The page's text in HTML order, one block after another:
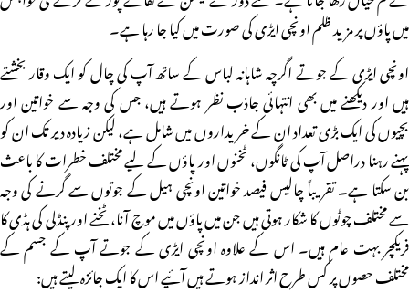
میں پاؤں پر مزید ظلم اونچی ایڑی کی صورت میں کیا جا رہا ہے۔
اونچی ایڑی کے جوتے اگرچہ شاہانہ لباس کے ساتھ آپ کی چال کو ایک وقار بخشتے
ہیں اور دیکھنے میں بھی انتہائی جاذب نظر ہوتے ہیں، جس کی وجہ سے خواتین اور
بچیوں کی ایک بڑی تعداد ان کے خریداروں میں شامل ہے، لیکن زیادہ دیر تک ان کو
پہنے رہنا دراصل آپ کی ٹانگوں، ٹخنوں اور پاؤں کے لیے مختلف خطرات کا باعث
بن سکتا ہے۔ تقریباً چالیس فیصد خواتین اونچی ہیل کے جوتوں سے گرنے کی وجہ
سے مختلف چوٹوں کا شکار ہوتی ہیں جن میں پاؤں میں موچ آنا، ٹخنے اور پنڈلی کی ہڈی کا
فریکچر بہت عام ہیں۔ اس کے علاوہ اونچی ایڑی کے جوتے آپ کے جسم کے
مختلف حصوں پر کس طرح اثر انداز ہوتے ہیں آئیے اس کا ایک جائزہ لیتے ہیں: